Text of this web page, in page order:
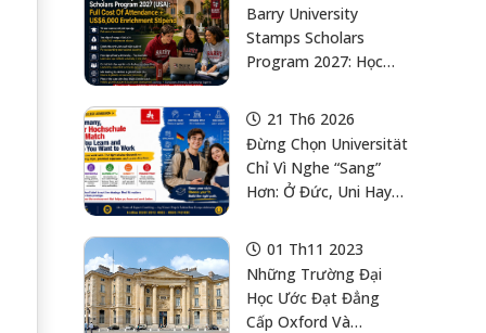
Barry University
Stamps Scholars
Program 2027: Học
Cost Of Attendance +
US$6,000 Enrichment
Stipend
21 Th6 2026
Đừng Chọn Universität
Chỉ Vì Nghe “sang”
Hơn: Ở Đức, Uni Hay
Phải Khớp Với Cách
Học Và Mục Tiêu
Nghề Nghiệp Của Con
01 Th11 2023
Những Trường Đại
Học Ước Đạt Đẳng
Cấp Oxford Và